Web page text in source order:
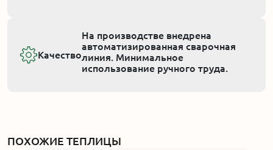
Качество
На производстве внедрена
автоматизированная сварочная
линия. Минимальное
использование ручного труда.
ПОХОЖИЕ ТЕПЛИЦЫ